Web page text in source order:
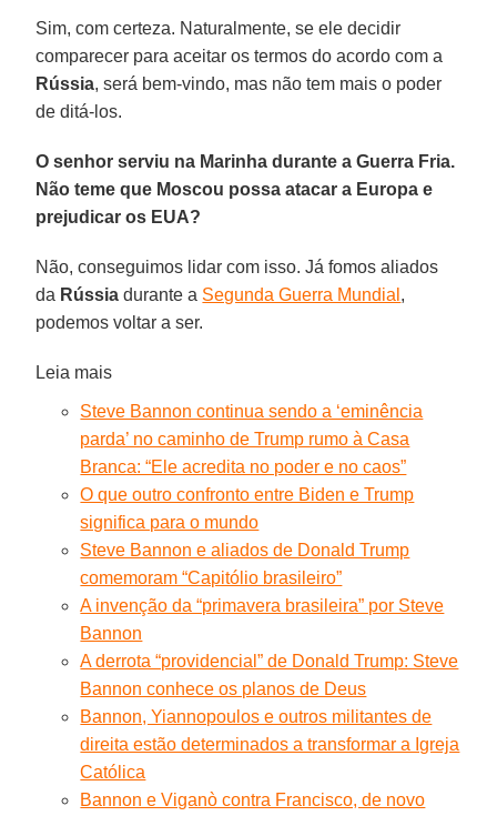
Sim, com certeza. Naturalmente, se ele decidir
comparecer para aceitar os termos do acordo com a
Rússia, será bem-vindo, mas não tem mais o poder
de ditá-los.
O senhor serviu na Marinha durante a Guerra Fria.
Não teme que Moscou possa atacar a Europa e
prejudicar os EUA?
Não, conseguimos lidar com isso. Já fomos aliados
da Rússia durante a Segunda Guerra Mundial ,
podemos voltar a ser.
Leia mais
Steve Bannon continua sendo a ‘eminência
parda’ no caminho de Trump rumo à Casa
Branca: “Ele acredita no poder e no caos”
O que outro confronto entre Biden e Trump
significa para o mundo
Steve Bannon e aliados de Donald Trump
comemoram “Capitólio brasileiro”
A invenção da “primavera brasileira” por Steve
Bannon
A derrota “providencial” de Donald Trump: Steve
Bannon conhece os planos de Deus
Bannon, Yiannopoulos e outros militantes de
direita estão determinados a transformar a Igreja
Católica
Bannon e Viganò contra Francisco, de novo